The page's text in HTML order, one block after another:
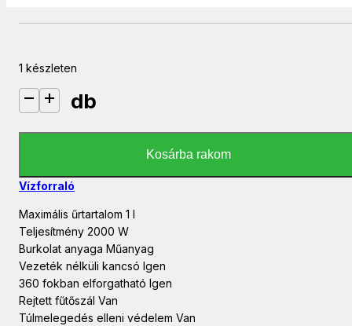
Vízforraló
Maximális űrtartalom 1 l
Teljesítmény 2000 W
Burkolat anyaga Műanyag
Vezeték nélküli kancsó Igen
360 fokban elforgatható Igen
Rejtett fűtőszál Van
Túlmelegedés elleni védelem Van
1 készleten
SWK1001OR Sencor vízforraló 1 l mennyiség
db
Kosárba rakom